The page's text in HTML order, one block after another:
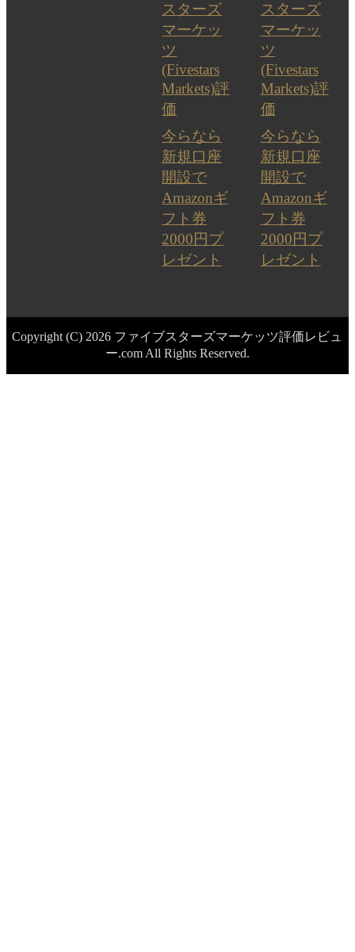
スターズ
マーケッ
ツ
(Fivestars
Markets)評
価
今らなら
新規口座
開設で
Amazonギ
フト券
2000円プ
レゼント
スターズ
マーケッ
ツ
(Fivestars
Markets)評
価
今らなら
新規口座
開設で
Amazonギ
フト券
2000円プ
レゼント
Copyright (C) 2026 ファイブスターズマーケッツ評価レビュ
ー.com All Rights Reserved.